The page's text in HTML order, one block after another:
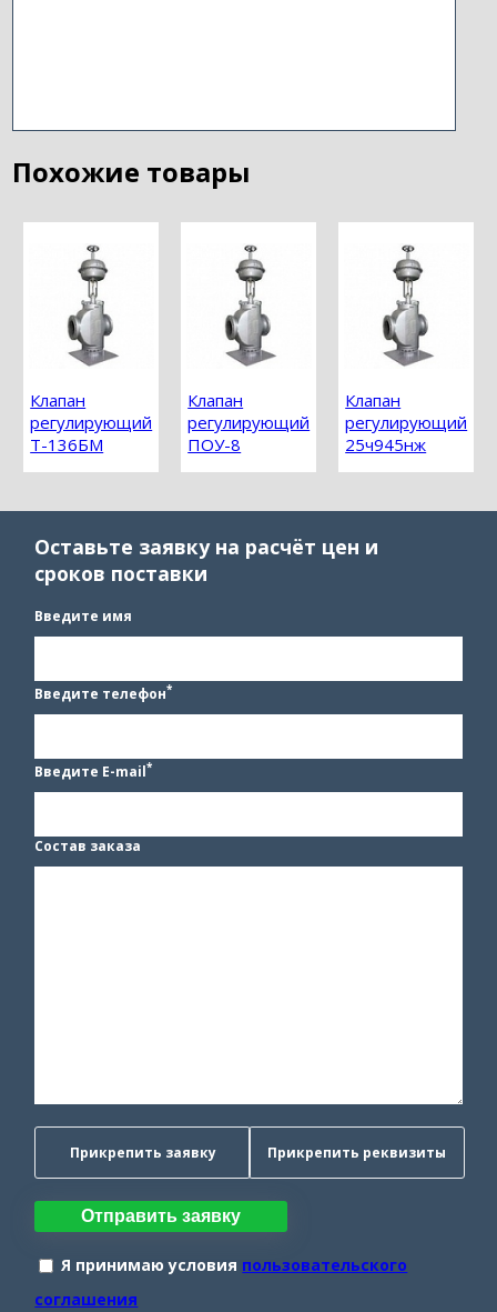
Похожие товары
Клапан
регулирующий
Т-136БМ
Клапан
регулирующий
ПОУ-8
Клапан
регулирующий
25ч945нж
Оставьте заявку на расчёт цен и
сроков поставки
Введите имя
Введите телефон*
Введите E-mail*
Состав заказа
Прикрепить заявку Прикрепить реквизиты
Отправить заявку
Я принимаю условия пользовательского
соглашения